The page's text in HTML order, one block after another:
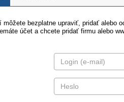
môžete bezplatne upraviť, pridať alebo
účet a chcete pridať firmu alebo